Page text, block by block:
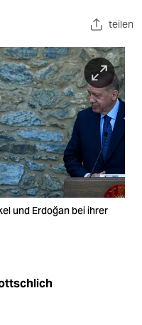
teilen
und Erdoğan bei ihrer